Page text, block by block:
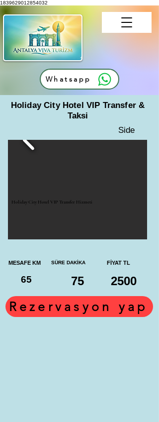
1839629012854032
Whatsapp
Holiday City Hotel VIP Transfer &
Taksi
Side
Holiday City Hotel VIP Transfer Hizmeti
MESAFE KM
65
SÜRE DAKİKA
75
FİYAT TL
2500
Rezervasyon yap